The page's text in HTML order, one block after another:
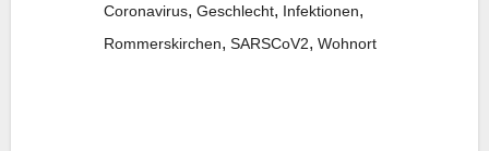
Coronavirus, Geschlecht, Infektionen,
Rommerskirchen, SARSCoV2, Wohnort